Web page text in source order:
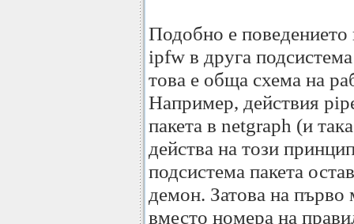
Подобно е поведението
ipfw в друга
това е обща схема на
Например, действия
пакета в netgraph (и
действа на този
подсистема пакета
демон. Затова на първо
вместо номера на